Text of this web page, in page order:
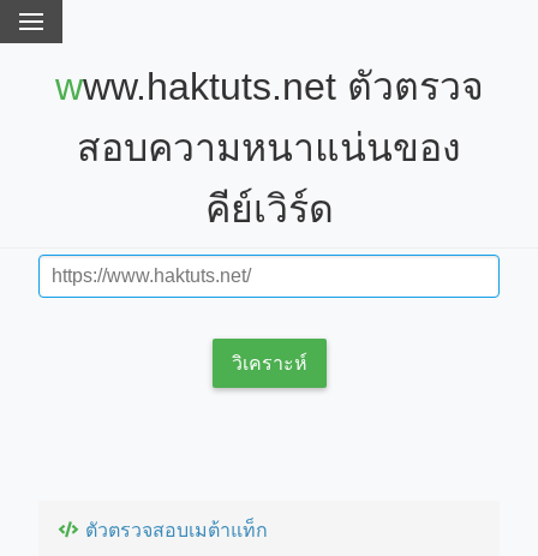
www.haktuts.net ตัวตรวจ
สอบความหนาแน่นของ
คีย์เวิร์ด
วิเคราะห์
ตัวตรวจสอบเมต้าแท็ก